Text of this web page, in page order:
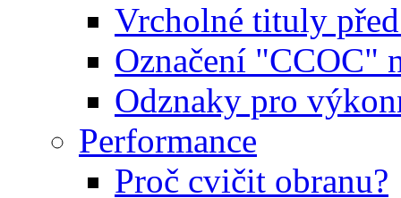
Vrcholné tituly
Označení "CCOC"
Odznaky pro
Performance
Proč cvičit obranu?